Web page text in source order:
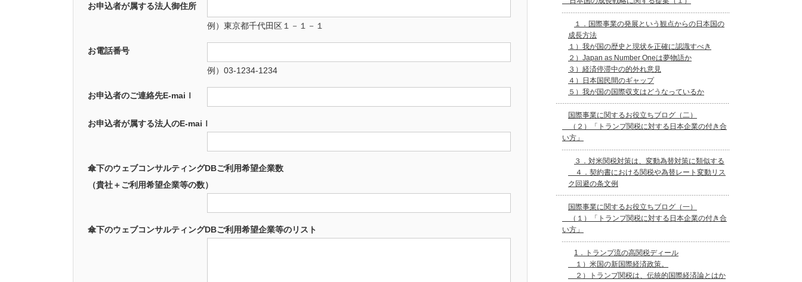
お申込者が属する法人御住所
例）東京都千代田区１－１－１
お電話番号
例）03-1234-1234
お申込者のご連絡先E-maiｌ
お申込者が属する法人のE-maiｌ
傘下のウェブコンサルティングDBご利用希望企業数
（貴社＋ご利用希望企業等の数）
傘下のウェブコンサルティングDBご利用希望企業等のリスト
１．国際事業の発展という観点からの日本国の
成長方法
１）我が国の歴史と現状を正確に認識すべき
２）Japan as Number Oneは夢物語か
３）経済停滞中の的外れ意見
４）日本国民間のギャップ
５）我が国の国際収支はどうなっているか
国際事業に関するお役立ちブログ（二）
（２）「トランプ関税に対する日本企業の付き合
い方」
３．対米関税対策は、変動為替対策に類似する
４．契約書における関税や為替レート変動リス
ク回避の条文例
国際事業に関するお役立ちブログ（一）
（１）「トランプ関税に対する日本企業の付き合
い方」
1．トランプ流の高関税ディール
１）米国の新国際経済政策。
２）トランプ関税は、伝統的国際経済論とはか